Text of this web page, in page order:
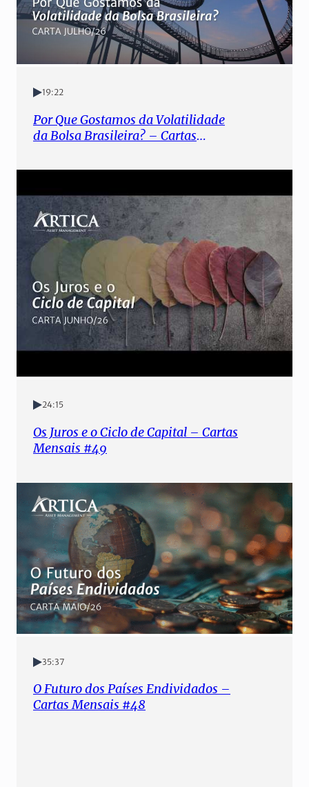
19:22
Por Que Gostamos da Volatilidade
da Bolsa Brasileira? – Cartas
24:15
Os Juros e o Ciclo de Capital – Cartas
Mensais #49
35:37
O Futuro dos Países Endividados –
Cartas Mensais #48